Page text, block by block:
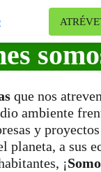
que nos
ambiente
y
planeta, a sus
¡